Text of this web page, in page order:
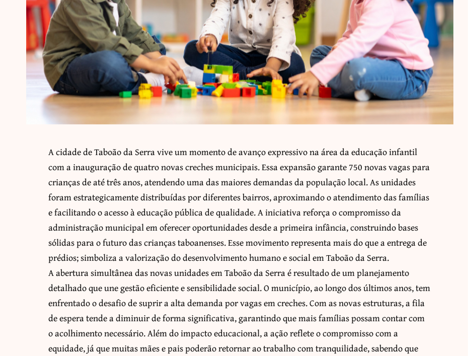
A cidade de Taboão da Serra vive um momento de avanço expressivo na área da educação infantil
com a inauguração de quatro novas creches municipais. Essa expansão garante 750 novas vagas para
crianças de até três anos, atendendo uma das maiores demandas da população local. As unidades
foram estrategicamente distribuídas por diferentes bairros, aproximando o atendimento das famílias
e facilitando o acesso à educação pública de qualidade. A iniciativa reforça o compromisso da
administração municipal em oferecer oportunidades desde a primeira infância, construindo bases
sólidas para o futuro das crianças taboanenses. Esse movimento representa mais do que a entrega de
prédios; simboliza a valorização do desenvolvimento humano e social em Taboão da Serra.
A abertura simultânea das novas unidades em Taboão da Serra é resultado de um planejamento
detalhado que une gestão eficiente e sensibilidade social. O município, ao longo dos últimos anos, tem
enfrentado o desafio de suprir a alta demanda por vagas em creches. Com as novas estruturas, a fila
de espera tende a diminuir de forma significativa, garantindo que mais famílias possam contar com
o acolhimento necessário. Além do impacto educacional, a ação reflete o compromisso com a
equidade, já que muitas mães e pais poderão retornar ao trabalho com tranquilidade, sabendo que